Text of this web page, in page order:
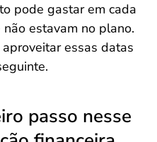
pode gastar em cada
estavam no plano.
essas datas
passo nesse